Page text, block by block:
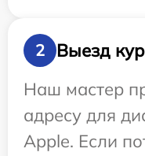
2
Выезд
Наш мастер
адресу для
Apple. Если